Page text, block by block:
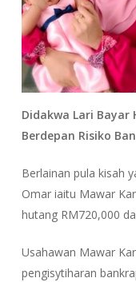
Didakwa Lari Bayar
Berdepan Risiko
Berlainan pula kisah
Omar iaitu Mawar
hutang RM720,000
Usahawan Mawar
pengisytiharan